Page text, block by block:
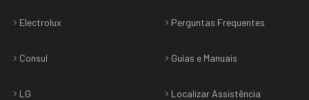
Electrolux
Consul
LG
Perguntas Frequentes
Guias e Manuais
Localizar Assistência